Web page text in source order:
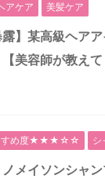
アケア 美髪ケア
露】某高級ヘア
【美容師が教え
すめ度★★★☆☆ シ
ノメイソンシャ